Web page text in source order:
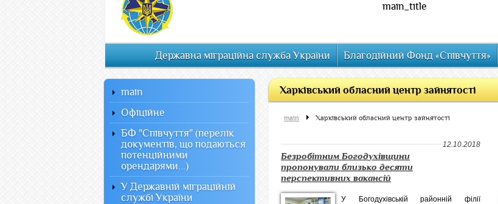
main_title
Державна міграційна служба України Благодійний Фонд «Співчуття»
Харківський обласний центр зайнятості
main Харківський обласний центр зайнятості
12.10.2018
Безробітним Богодухівщини
пропонували близько десяти
перспективних вакансій
У Богодухівській районній філії
main
Офiцiйне
БФ "Співчуття" (перелік
документів, що подаються
потенційними
орендарями...)
У Державній міграційній
службі України